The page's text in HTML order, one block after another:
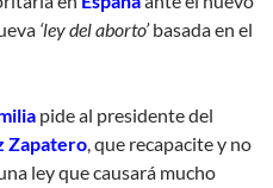
‘ley del aborto’basada en el
pide al presidente del
Zapatero, que recapacite y no
ley que causará mucho